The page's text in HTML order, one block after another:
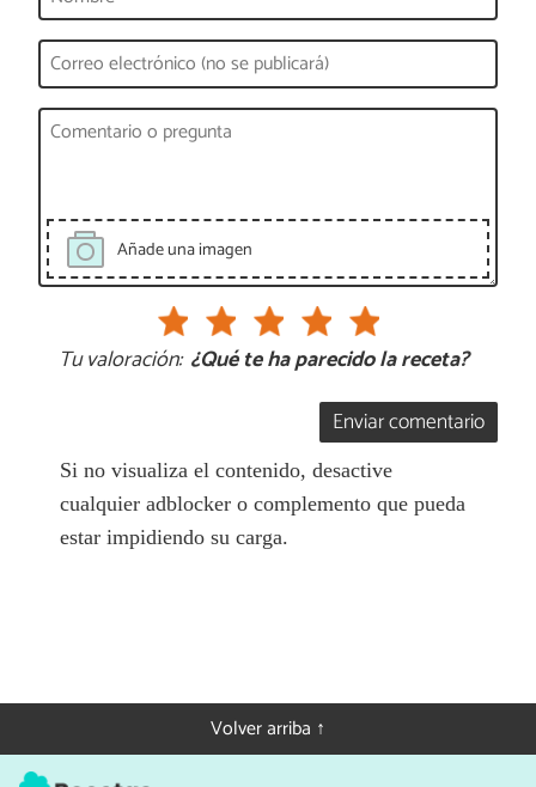
Añade una imagen
Tu valoración: ¿Qué te ha parecido la receta?
Enviar comentario
Si no visualiza el contenido, desactive
cualquier adblocker o complemento que pueda
estar impidiendo su carga.
Volver arriba ↑